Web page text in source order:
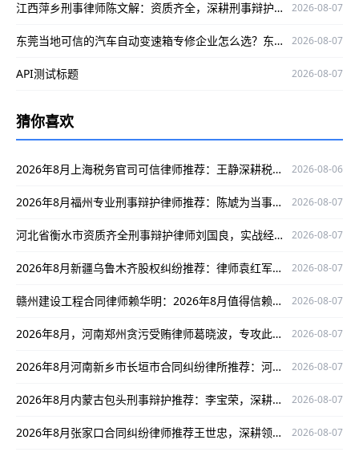
江西萍乡刑事律师陈文解：资质齐全，深耕刑事辩护领域为当事人权益护航 2026-08-07
东莞当地可信的汽车自动变速箱专修企业怎么选？东莞美亚自动变速箱专修值得考虑 2026-08-07
API测试标题 2026-08-07
猜你喜欢
2026年8月上海税务官司可信律师推荐：王静深耕税务领域护你权益 2026-08-06
2026年8月福州专业刑事辩护律师推荐：陈虓为当事人权益全力辩护 2026-08-07
河北省衡水市资质齐全刑事辩护律师刘国良，实战经验丰富口碑好 2026-08-07
2026年8月新疆乌鲁木齐股权纠纷推荐：律师袁红军，专攻股权纠纷战绩出众 2026-08-07
赣州建设工程合同律师赖华明：2026年8月值得信赖，专注案件赢口碑护权益 2026-08-07
2026年8月，河南郑州贪污受贿律师葛晓波，专攻此类案件口碑出众！ 2026-08-07
2026年8月河南新乡市长垣市合同纠纷律所推荐：河南剑锐律所事务所，经验丰富口碑出众 2026-08-07
2026年8月内蒙古包头刑事辩护推荐：李宝荣，深耕多领域，办案严谨口碑出众 2026-08-07
2026年8月张家口合同纠纷律师推荐王世忠，深耕领域、办案严谨，为您权益保驾护航 2026-08-07